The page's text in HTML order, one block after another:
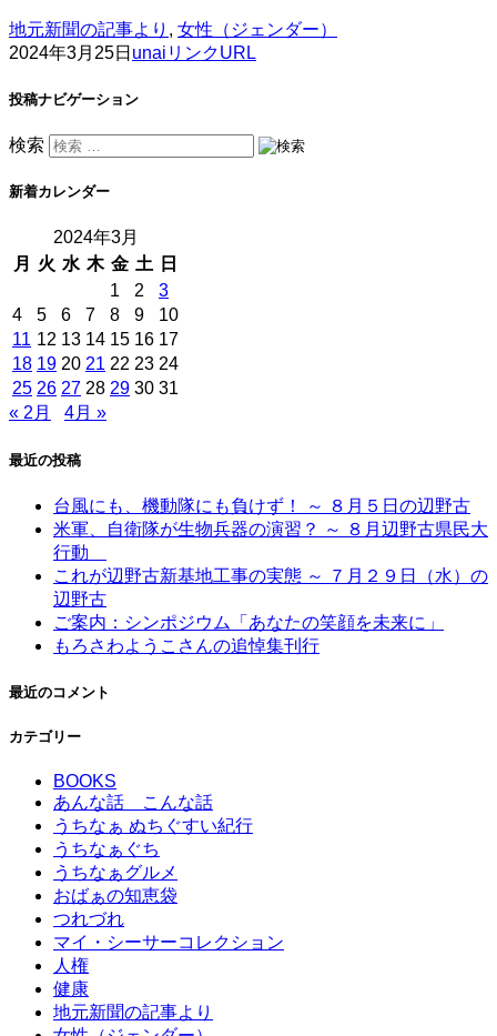
地元新聞の記事より , 女性（ジェンダー）
2024年3月25日 unai リンクURL
投稿ナビゲーション
検索
新着カレンダー
2024年3月
月
火 水 木 金 土 日
1
2
3
4
5 6 7 8 9
10
11 12 13 14 15 16 17
18 19 20 21 22 23 24
25 26 27 28 29 30 31
« 2月
4月 »
最近の投稿
台風にも、機動隊にも負けず！ ～ ８月５日の辺野古
米軍、自衛隊が生物兵器の演習？ ～ ８月辺野古県民大
行動
これが辺野古新基地工事の実態 ～ ７月２９日（水）の
辺野古
ご案内：シンポジウム「あなたの笑顔を未来に」
もろさわようこさんの追悼集刊行
最近のコメント
カテゴリー
BOOKS
あんな話 こんな話
うちなぁ ぬちぐすい紀行
うちなぁぐち
うちなぁグルメ
おばぁの知恵袋
つれづれ
マイ・シーサーコレクション
人権
健康
地元新聞の記事より